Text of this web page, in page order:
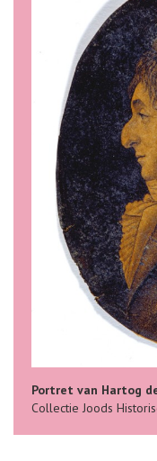
Portret van Hartog
Collectie Joods